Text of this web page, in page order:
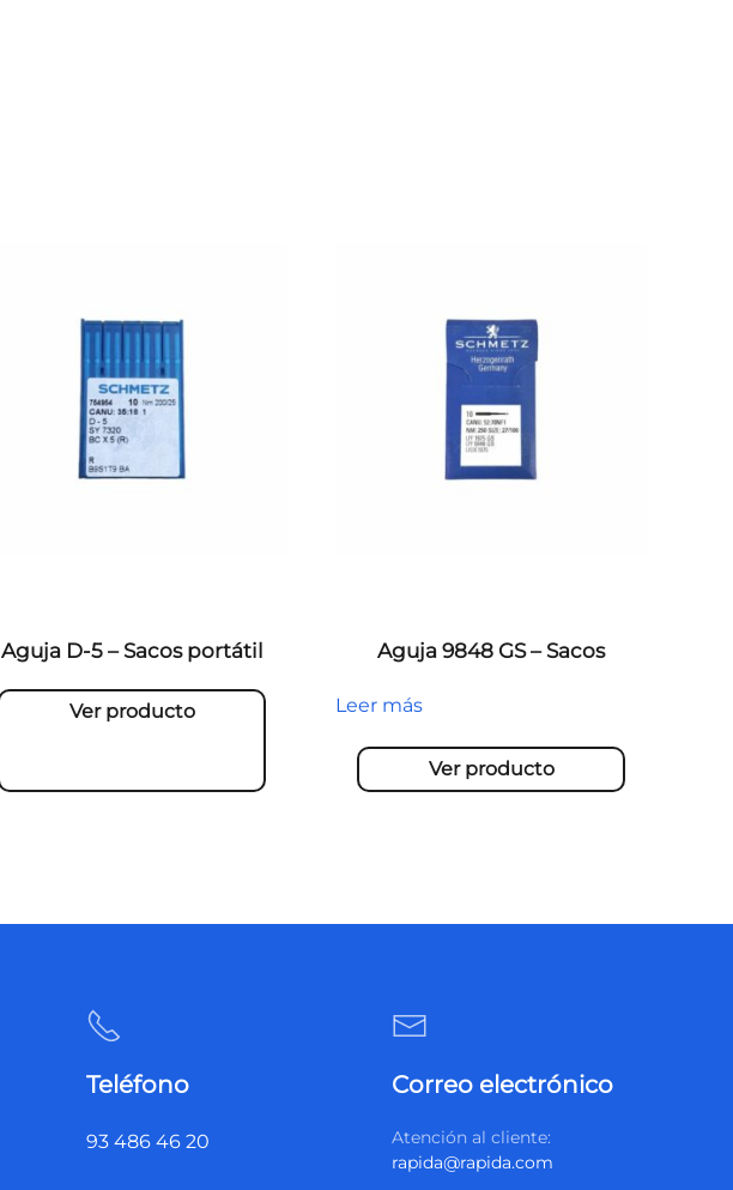
Aguja D-5 – Sacos portátil
Ver producto
Aguja 9848 GS – Sacos
Leer más
Ver producto
Teléfono
93 486 46 20
Correo electrónico
Atención al cliente:
rapida@rapida.com